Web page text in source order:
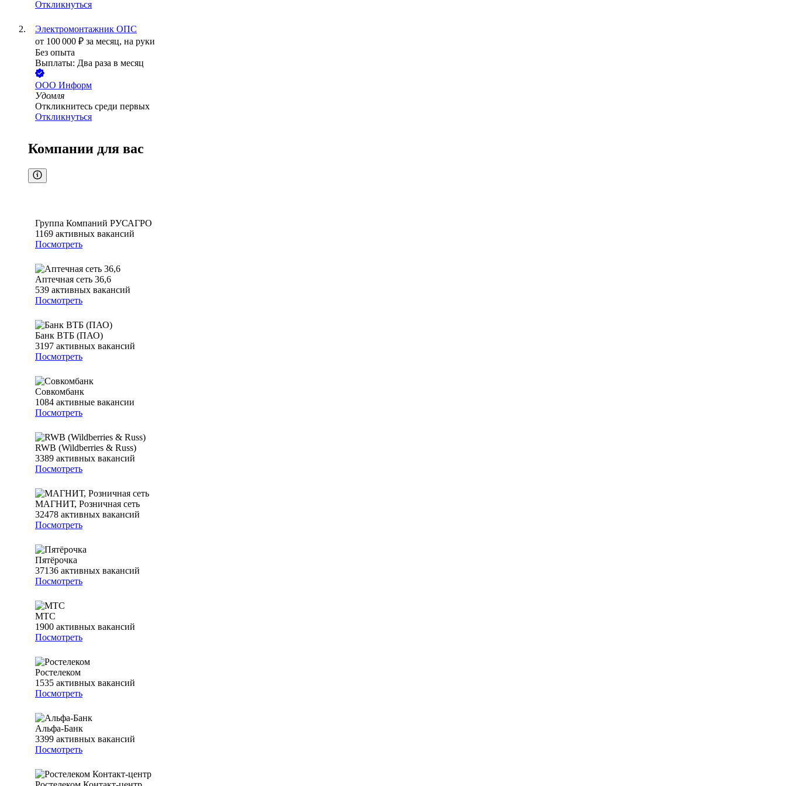
Откликнуться
Электромонтажник ОПС
от 100 000 ₽ за месяц, на руки
Без опыта
Выплаты: Два раза в месяц
ООО Информ
Удомля
Откликнитесь среди первых
Откликнуться
Компании для вас
Группа Компаний РУСАГРО
1169 активных вакансий
Посмотреть
Аптечная сеть 36,6
539 активных вакансий
Посмотреть
Банк ВТБ (ПАО)
3197 активных вакансий
Посмотреть
Совкомбанк
1084 активные вакансии
Посмотреть
RWB (Wildberries & Russ)
3389 активных вакансий
Посмотреть
МАГНИТ, Розничная сеть
32478 активных вакансий
Посмотреть
Пятёрочка
37136 активных вакансий
Посмотреть
МТС
1900 активных вакансий
Посмотреть
Ростелеком
1535 активных вакансий
Посмотреть
Альфа-Банк
3399 активных вакансий
Посмотреть